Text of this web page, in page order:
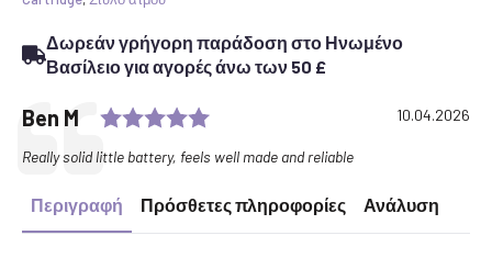
Δωρεάν γρήγορη παράδοση στο Ηνωμένο
Βασίλειο για αγορές άνω των 50 £
Testimonial
Συγγραφέας:
Ben M Αξιολόγηση: Βαθμολογία:
Ημερομηνία:
10.04.2026
Κείμενο:
Really solid little battery, feels well made and reliable
Περιγραφή Πρόσθετες πληροφορίες Ανάλυση